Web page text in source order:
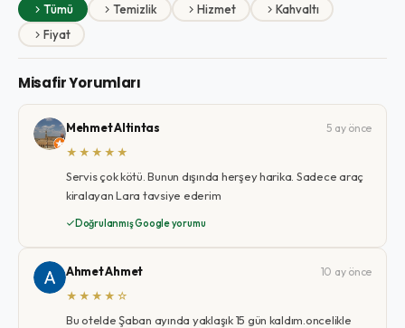
Tümü Temizlik Hizmet
Kahvaltı
Fiyat
Misafir Yorumları
Mehmet Altintas
5 ay önce
★★★★★
Servis çok kötü. Bunun dışında herşey harika. Sadece araç
kiralayan Lara tavsiye ederim
Doğrulanmış Google yorumu
Ahmet Ahmet
10 ay önce
★★★★☆
Bu otelde Şaban ayında yaklaşık 15 gün kaldım.oncelikle